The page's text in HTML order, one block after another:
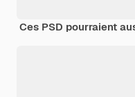
Ces PSD pourraient